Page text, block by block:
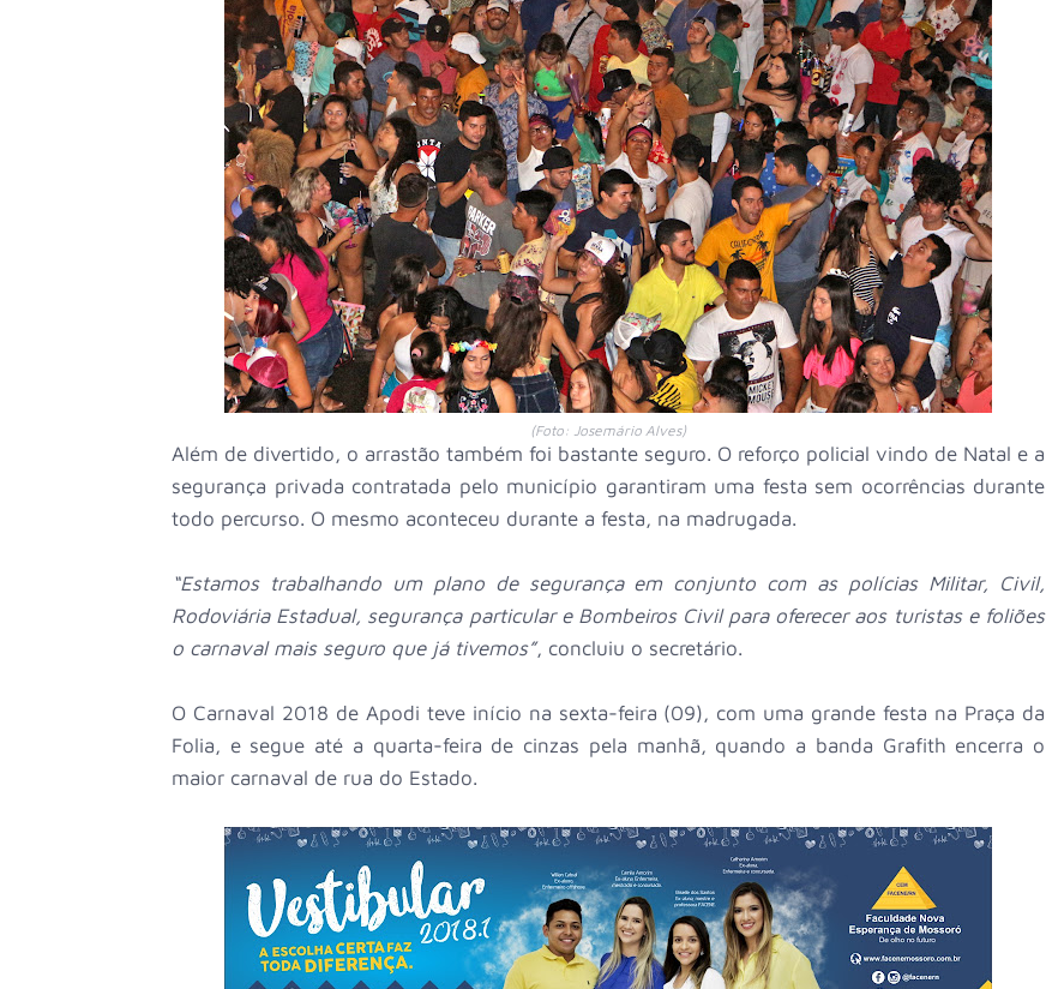
(Foto: Josemário Alves)
Além de divertido, o arrastão também foi bastante seguro. O reforço policial vindo de Natal e a
segurança privada contratada pelo município garantiram uma festa sem ocorrências durante
todo percurso. O mesmo aconteceu durante a festa, na madrugada.
“Estamos trabalhando um plano de segurança em conjunto com as polícias Militar, Civil,
Rodoviária Estadual, segurança particular e Bombeiros Civil para oferecer aos turistas e foliões
o carnaval mais seguro que já tivemos”, concluiu o secretário.
O Carnaval 2018 de Apodi teve início na sexta-feira (09), com uma grande festa na Praça da
Folia, e segue até a quarta-feira de cinzas pela manhã, quando a banda Grafith encerra o
maior carnaval de rua do Estado.